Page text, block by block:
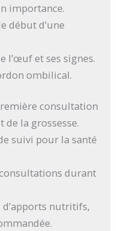
importance.
début d’une
l’œuf et ses signes.
ombilical.
consultation
la grossesse.
suivi pour la santé
durant
d’apports nutritifs,